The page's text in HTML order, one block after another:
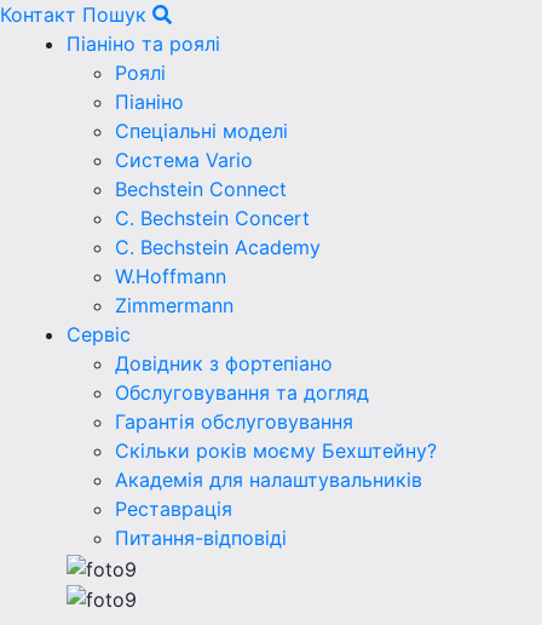
Контакт Пошук
Піаніно та роялі
Роялі
Піаніно
Спеціальні моделі
Система Vario
Bechstein Connect
C. Bechstein Concert
C. Bechstein Academy
W.Hoffmann
Zimmermann
Сервіс
Довідник з фортепіано
Обслуговування та догляд
Гарантія обслуговування
Скільки років моєму Бехштейну?
Академія для налаштувальників
Реставрація
Питання-відповіді